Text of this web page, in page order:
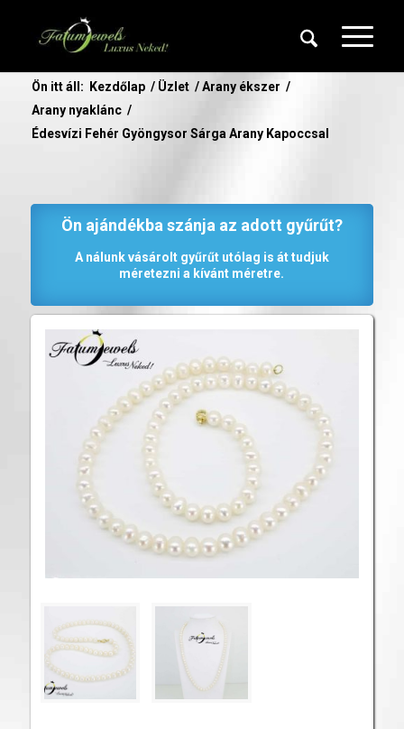
Ön itt áll: Kezdőlap / Üzlet / Arany ékszer /
Arany nyaklánc /
Édesvízi Fehér Gyöngysor Sárga Arany Kapoccsal
Ön ajándékba szánja az adott gyűrűt?
A nálunk vásárolt gyűrűt utólag is át tudjuk
méretezni a kívánt méretre.